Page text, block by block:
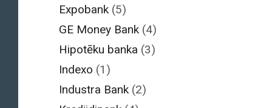
Expobank (5)
GE Money Bank (4)
Hipotēku banka (3)
Indexo (1)
Industra Bank (2)